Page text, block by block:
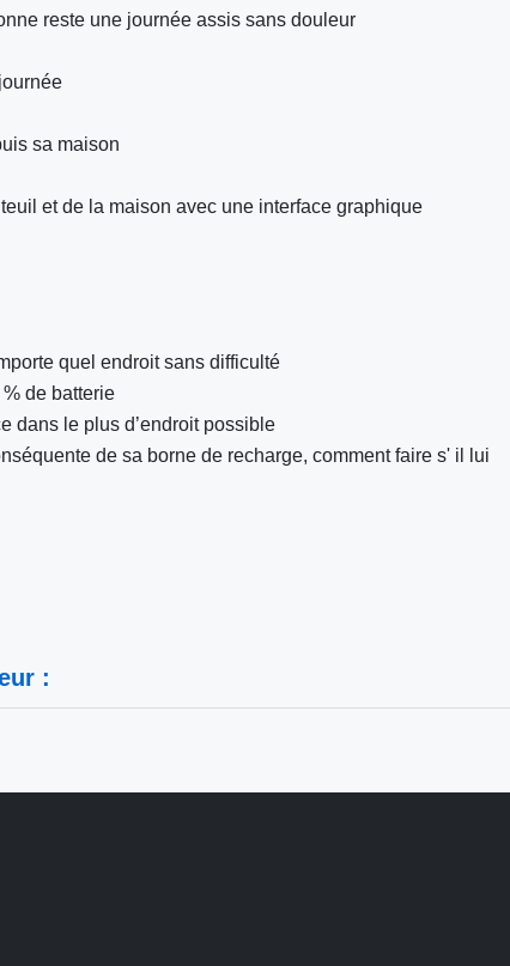
reste une journée assis sans douleur
sa maison
et de la maison avec une interface graphique
quel endroit sans difficulté
de batterie
dans le plus d’endroit possible
de sa borne de recharge, comment faire s' il lui
: